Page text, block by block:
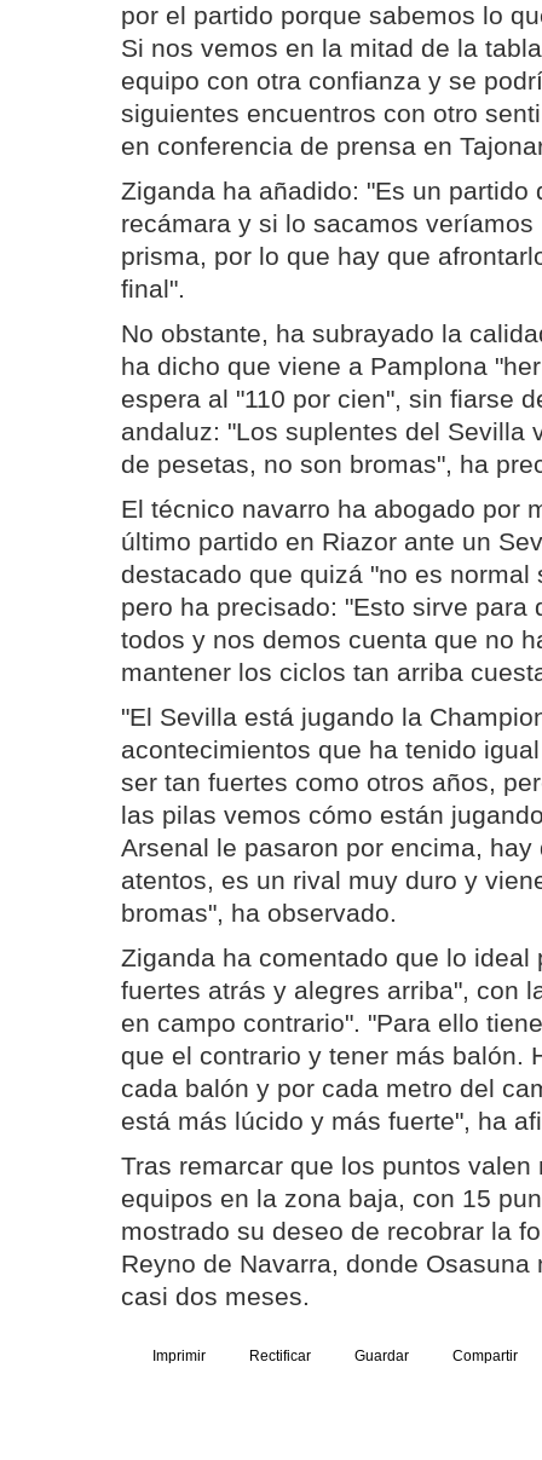
por el partido porque sabemos lo
Si nos vemos en la mitad de la
equipo con otra confianza y se
siguientes encuentros con otro
en conferencia de prensa en
Ziganda ha añadido: "Es un partido
recámara y si lo sacamos
prisma, por lo que hay que
final".
No obstante, ha subrayado la
ha dicho que viene a Pamplona
espera al "110 por cien", sin fiarse
andaluz: "Los suplentes del Sevilla
de pesetas, no son bromas", ha
El técnico navarro ha abogado por
último partido en Riazor ante un
destacado que quizá "no es normal
pero ha precisado: "Esto sirve para
todos y nos demos cuenta que no
mantener los ciclos tan arriba
"El Sevilla está jugando la
acontecimientos que ha tenido
ser tan fuertes como otros años,
las pilas vemos cómo están
Arsenal le pasaron por encima, hay
atentos, es un rival muy duro y
bromas", ha observado.
Ziganda ha comentado que lo ideal
fuertes atrás y alegres arriba", con
en campo contrario". "Para ello
que el contrario y tener más balón.
cada balón y por cada metro del
está más lúcido y más fuerte", ha
Tras remarcar que los puntos valen
equipos en la zona baja, con 15
mostrado su deseo de recobrar la
Reyno de Navarra, donde
casi dos meses.
Imprimir Rectificar Guardar Compartir